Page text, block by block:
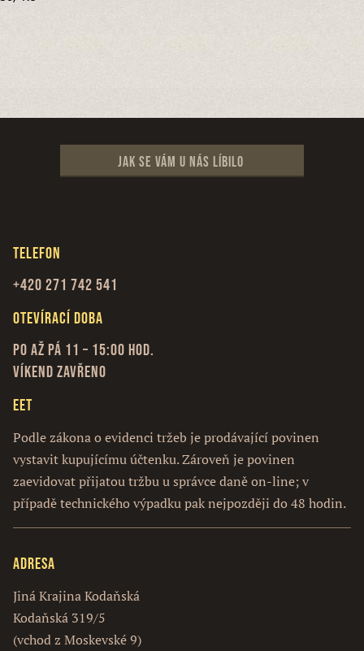
Jak se vám u nás líbilo
Telefon
+420 271 742 541
Otevírací doba
Po až Pá 11 – 15:00 hod.
Víkend zavřeno
EET
Podle zákona o evidenci tržeb je prodávající povinen
vystavit kupujícímu účtenku. Zároveň je povinen
zaevidovat přijatou tržbu u správce daně on-line; v
případě technického výpadku pak nejpozději do 48 hodin.
Adresa
Jiná Krajina Kodaňská
Kodaňská 319/5
(vchod z Moskevské 9)